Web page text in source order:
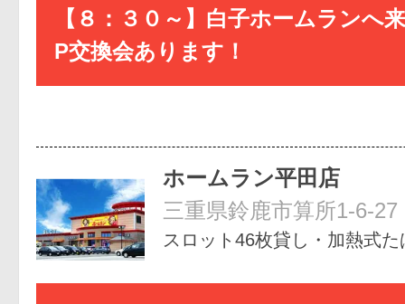
【８：３０～】白子ホームランへ
P交換会あります！
ホームラン平田店
三重県鈴鹿市算所1-6-27
スロット46枚貸し・加熱式